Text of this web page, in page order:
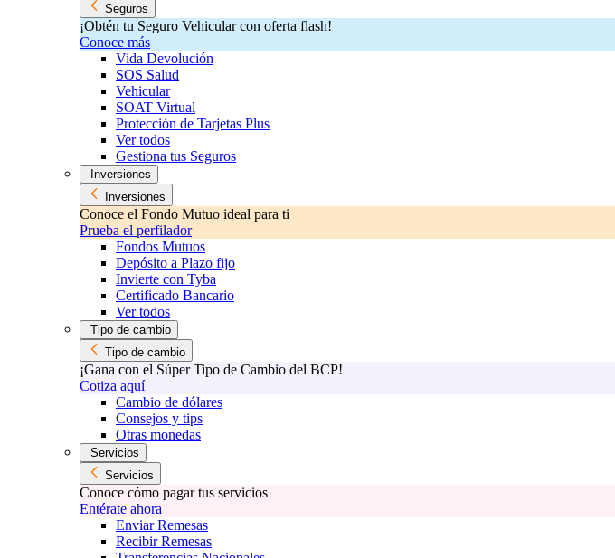
Seguros
¡Obtén tu Seguro Vehicular con oferta flash!
Conoce más
Vida Devolución
SOS Salud
Vehicular
SOAT Virtual
Protección de Tarjetas Plus
Ver todos
Gestiona tus Seguros
Inversiones
Inversiones
Conoce el Fondo Mutuo ideal para ti
Prueba el perfilador
Fondos Mutuos
Depósito a Plazo fijo
Invierte con Tyba
Certificado Bancario
Ver todos
Tipo de cambio
Tipo de cambio
¡Gana con el Súper Tipo de Cambio del BCP!
Cotiza aquí
Cambio de dólares
Consejos y tips
Otras monedas
Servicios
Servicios
Conoce cómo pagar tus servicios
Entérate ahora
Enviar Remesas
Recibir Remesas